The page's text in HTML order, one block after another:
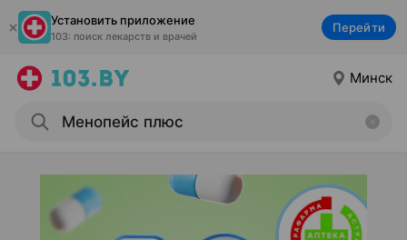
Установить приложение
103: поиск лекарств и врачей
Перейти
Минск